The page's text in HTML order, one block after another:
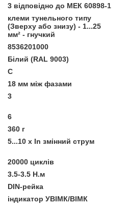
3 відповідно до МЕК 60898-1
клеми тунельного типу
(Зверху або знизу) - 1...25
мм² - гнучкий
8536201000
Білий (RAL 9003)
C
18 мм між фазами
3
6
360 г
5...10 x In змінний струм
20000 циклів
3.5-3.5 Н.м
DIN-рейка
iндикатор УВІМК/ВІМК